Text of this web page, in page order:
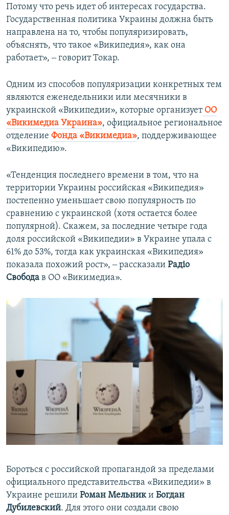
Потому что речь идет об интересах государства.
Государственная политика Украины должна быть
направлена на то, чтобы популяризировать,
объяснять, что такое «Википедия», как она
работает», ‒ говорит Токар.
Одним из способов популяризации конкретных тем
являются еженедельники или месячники в
украинской «Википедии», которые организуетОО
«Викимедиа Украина», официальное региональное
отделение Фонда «Викимедиа», поддерживающее
«Википедию».
«Тенденция последнего времени в том, что на
территории Украины российская «Википедия»
постепенно уменьшает свою популярность по
сравнению с украинской (хотя остается более
популярной). Скажем, за последние четыре года
доля российской «Википедии» в Украине упала с
61% до 53%, тогда как украинская «Википедия»
показала похожий рост», ‒ рассказали Радіо
Свобода в ОО «Викимедиа».
Бороться с российской пропагандой за пределами
официального представительства «Википедии» в
Украине решили Роман Мельники Богдан
Дубилевский. Для этого они создали свою